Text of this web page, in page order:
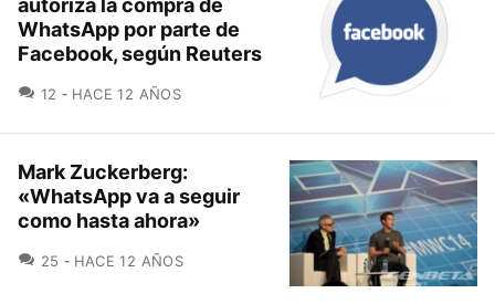
autoriza la compra de
WhatsApp por parte de
Facebook, según Reuters
12 COMENTARIOS
HACE 12 AÑOS
Mark Zuckerberg:
«WhatsApp va a seguir
como hasta ahora»
25 COMENTARIOS
HACE 12 AÑOS